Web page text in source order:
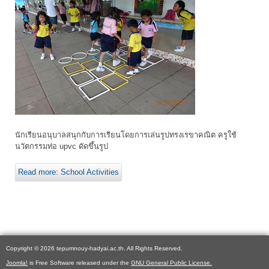
นักเรียนอนุบาลสนุกกับการเรียนโดยการเล่นรูปทรงเรขาคณิต ครูใช้
นวัตกรรมท่อ upvc ดัดขึ้นรูป
Read more: School Activities
Copyright © 2026 tepumnouy-hadyai.ac.th. All Rights Reserved.
Joomla! is Free Software released under the GNU General Public License.